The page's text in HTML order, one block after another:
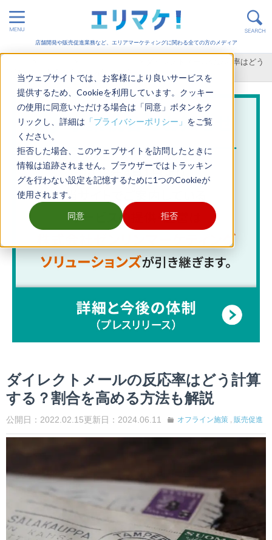
当ウェブサイトでは、お客様により良いサービスを
提供するため、Cookieを利用しています。クッキー
の使用に同意いただける場合は「同意」ボタンをク
リックし、詳細は 「プライバシーポリシー」 をご覧
ください。
拒否した場合、このウェブサイトを訪問したときに
情報は追跡されません。ブラウザーではトラッキン
グを行わない設定を記憶するために1つのCookieが
使用されます。
同意 拒否
店舗開発や販売促進業務など、エリアマーケティングに関わる全ての方のメディア
ダイレクトメールの反応率はどう
計算する？割合を高める方法も解説
ダイレクトメールの反応率はどう計算
する？割合を高める方法も解説
公開日：2022.02.15更新日：2024.06.11 オフライン施策 , 販売促進